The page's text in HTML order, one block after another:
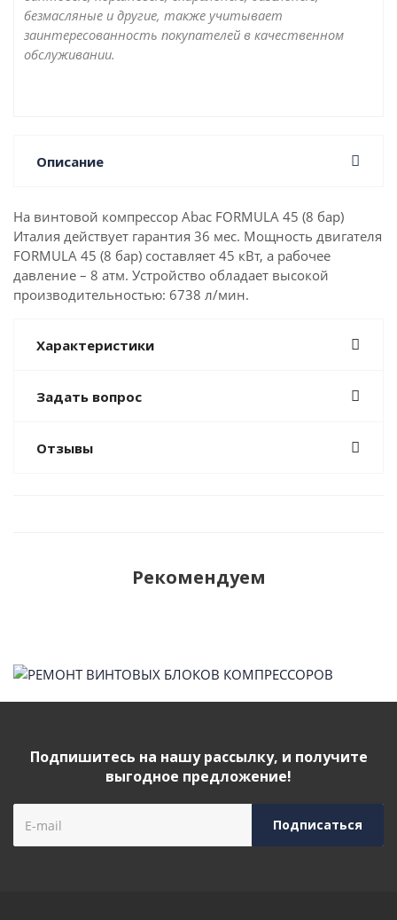
безмасляные и другие, также учитывает
заинтересованность покупателей в качественном
обслуживании.
Описание
На винтовой компрессор Abac FORMULA 45 (8 бар)
Италия действует гарантия 36 мес. Мощность двигателя
FORMULA 45 (8 бар) составляет 45 кВт, а рабочее
давление – 8 атм. Устройство обладает высокой
производительностью: 6738 л/мин.
Характеристики
Задать вопрос
Отзывы
Рекомендуем
Подпишитесь на нашу рассылку, и получите
выгодное предложение!